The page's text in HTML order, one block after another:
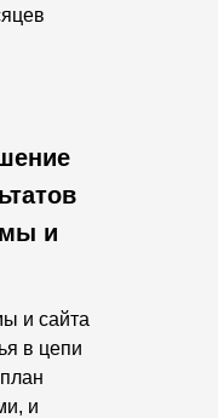
и
и сайта
в цепи
и